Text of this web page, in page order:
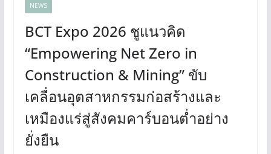
NEWS
BCT Expo 2026 ชูแนวคิด
“Empowering Net Zero in
Construction & Mining” ขับ
เคลื่อนอุตสาหกรรมก่อสร้างและ
เหมืองแร่สู่สังคมคาร์บอนต่ำอย่าง
ยั่งยืน